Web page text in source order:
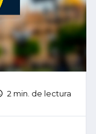
2 min. de lectura